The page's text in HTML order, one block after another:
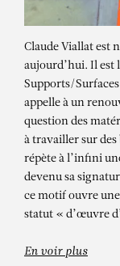
Claude Viallat est
aujourd’hui. Il est
Supports/
appelle à un
question des
à travailler sur
répète à l’infini
devenu sa
ce motif ouvre
statut « d’œuvre
En voir plus